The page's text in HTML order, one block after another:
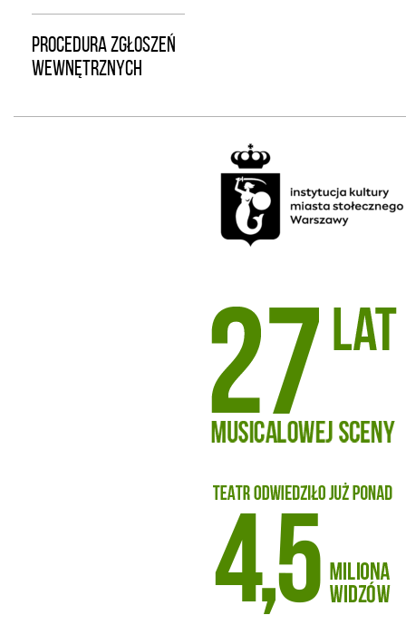
PROCEDURA ZGŁOSZEŃ
WEWNĘTRZNYCH